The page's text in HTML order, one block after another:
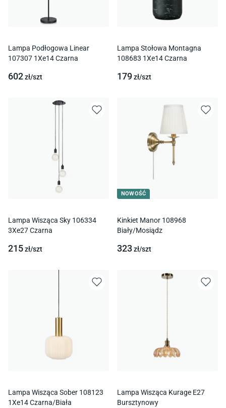
Lampa Podłogowa Linear
107307 1Xe14 Czarna
602zł/szt
Lampa Stołowa Montagna
108683 1Xe14 Czarna
179zł/szt
Lampa Wisząca Sky 106334
3Xe27 Czarna
215zł/szt
NOWOŚĆ
Kinkiet Manor 108968
Biały/Mosiądz
323zł/szt
Lampa Wisząca Sober 108123
1Xe14 Czarna/Biała
Lampa Wisząca Kurage E27
Bursztynowy